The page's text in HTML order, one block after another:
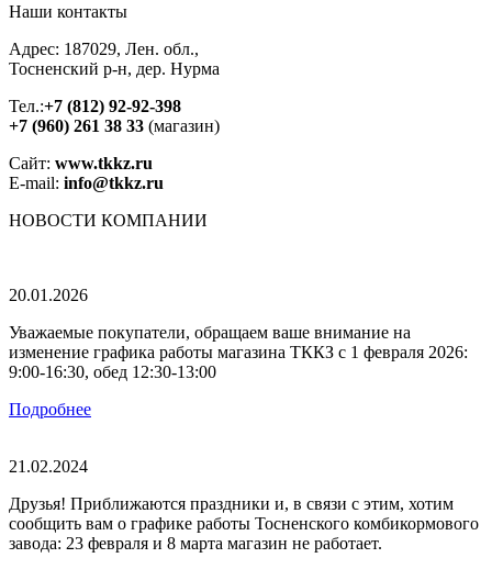
Наши контакты
Адрес: 187029, Лен. обл.,
Тосненский р-н, дер. Нурма
Тел.:+7 (812) 92-92-398
+7 (960) 261 38 33 (магазин)
Сайт: www.tkkz.ru
E-mail: info@tkkz.ru
НОВОСТИ КОМПАНИИ
20.01.2026
Уважаемые покупатели, обращаем ваше внимание на
изменение графика работы магазина ТККЗ c 1 февраля 2026:
9:00-16:30, обед 12:30-13:00
Подробнее
21.02.2024
Друзья! Приближаются праздники и, в связи с этим, хотим
сообщить вам о графике работы Тосненского комбикормового
завода: 23 февраля и 8 марта магазин не работает.